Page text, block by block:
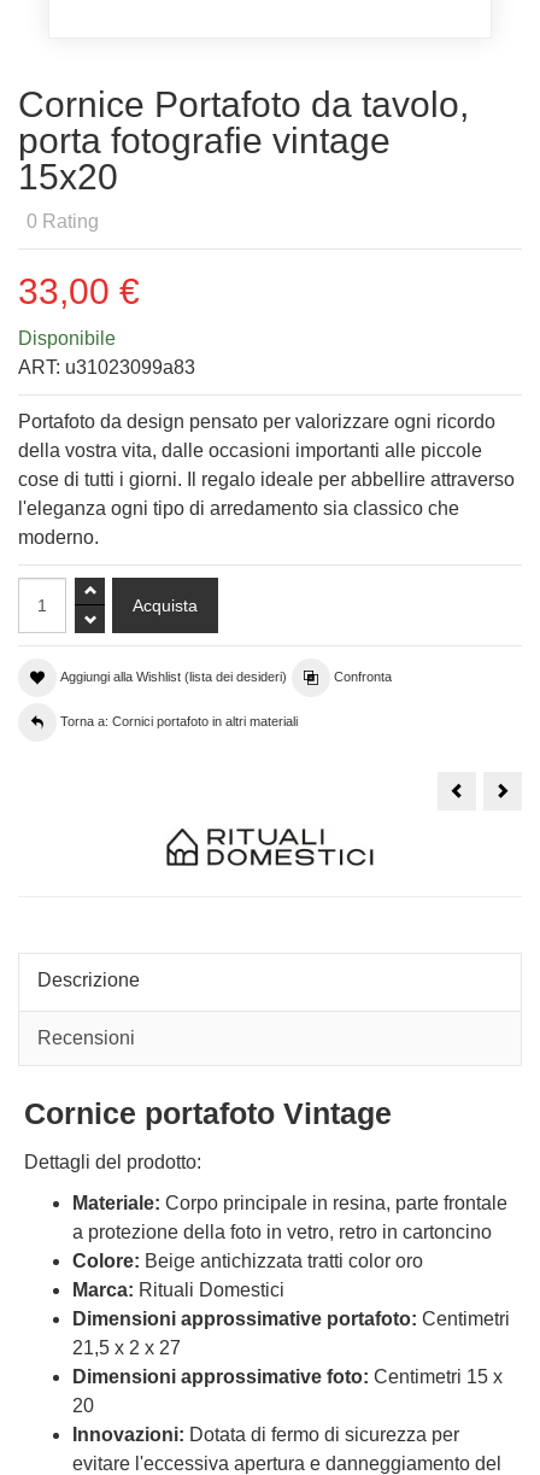
Cornice Portafoto da tavolo,
porta fotografie vintage
15x20
0 Rating
33,00 €
Disponibile
ART: u31023099a83
Portafoto da design pensato per valorizzare ogni ricordo
della vostra vita, dalle occasioni importanti alle piccole
cose di tutti i giorni. Il regalo ideale per abbellire attraverso
l'eleganza ogni tipo di arredamento sia classico che
moderno.
Aggiungi alla Wishlist (lista dei desideri) Confronta
Torna a: Cornici portafoto in altri materiali
Cornice
Descrizione
Recensioni
Cornice portafoto Vintage
Dettagli del prodotto:
Materiale: Corpo principale in resina, parte frontale
a protezione della foto in vetro, retro in cartoncino
Colore: Beige antichizzata tratti color oro
Marca: Rituali Domestici
Dimensioni approssimative portafoto: Centimetri
21,5 x 2 x 27
Dimensioni approssimative foto: Centimetri 15 x
20
Innovazioni: Dotata di fermo di sicurezza per
evitare l'eccessiva apertura e danneggiamento del